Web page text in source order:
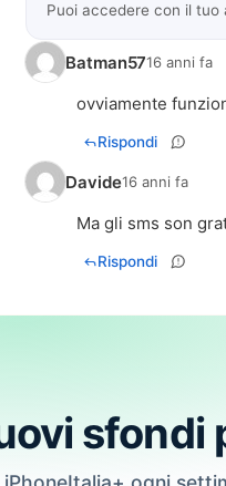
Puoi accedere con il tuo
Batman5716 anni fa
ovviamente
Rispondi
Davide16 anni fa
Ma gli sms son
Rispondi
sfondi